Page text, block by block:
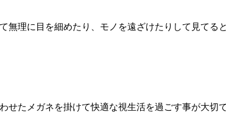
無理に目を細めたり、モノを遠ざけたりして見てる
せたメガネを掛けて快適な視生活を過ごす事が大切で